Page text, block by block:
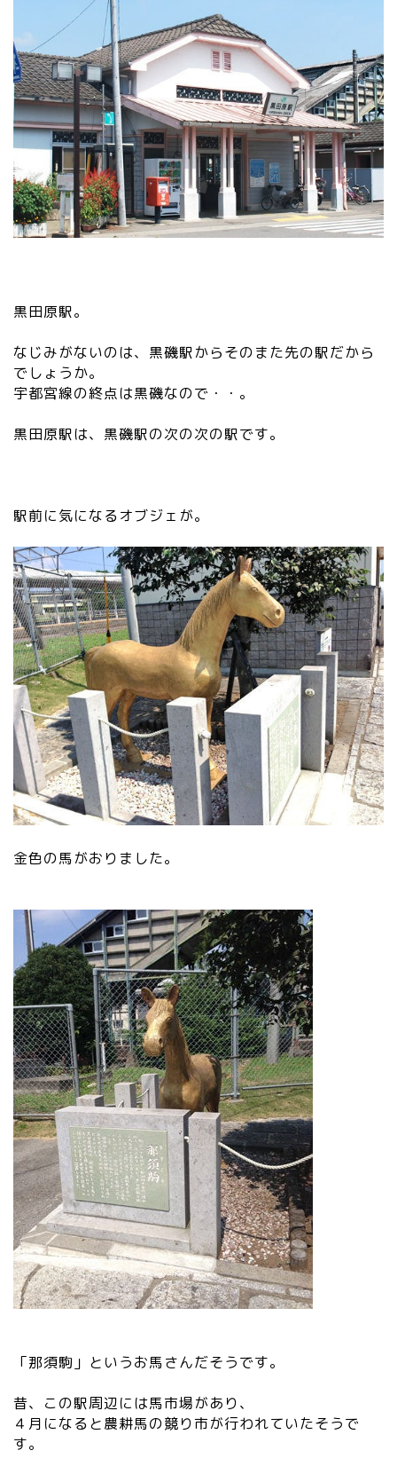
黒田原駅。
なじみがないのは、黒磯駅からそのまた先の駅だから
でしょうか。
宇都宮線の終点は黒磯なので・・。
黒田原駅は、黒磯駅の次の次の駅です。
駅前に気になるオブジェが。
金色の馬がおりました。
「那須駒」というお馬さんだそうです。
昔、この駅周辺には馬市場があり、
４月になると農耕馬の競り市が行われていたそうで
す。